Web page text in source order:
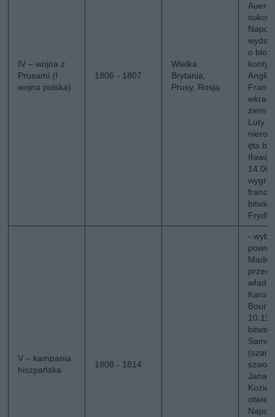
IV – wojna z
Prusami (I
wojna polska)
1806 - 1807
Wielka
Brytania,
Prusy, Rosja
o
Anglii)
Luty
ęta
Iławą
bitwie
V – kampania
hiszpańska
1808 - 1814
-
bitwa
Jana